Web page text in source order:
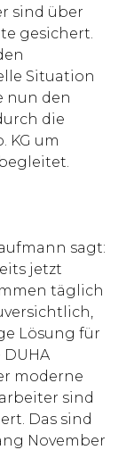
sind über
gesichert.
Situation
nun den
die
KG um
sagt:
jetzt
täglich
Lösung für
moderne
sind
Das sind
November